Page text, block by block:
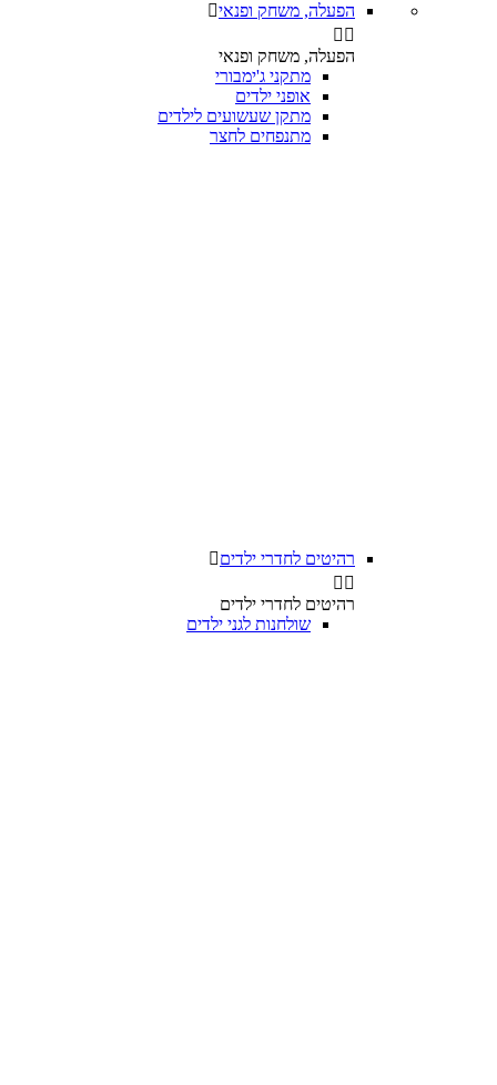
הפעלה, משחק ופנאי
 
הפעלה, משחק ופנאי
מתקני ג'ימבורי
אופני ילדים
מתקן שעשועים לילדים
מתנפחים לחצר
רהיטים לחדרי ילדים
 
רהיטים לחדרי ילדים
שולחנות לגני ילדים